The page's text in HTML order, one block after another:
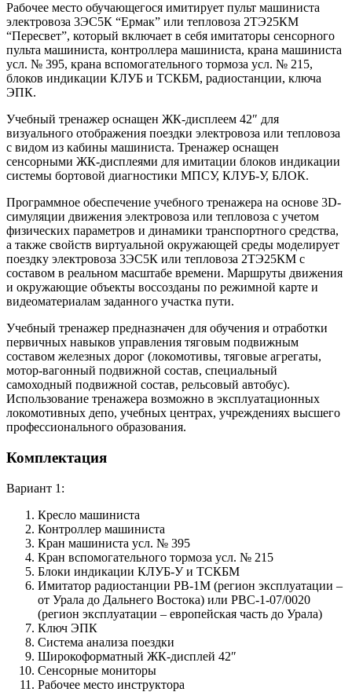
Рабочее место обучающегося имитирует пульт машиниста
электровоза 3ЭС5К “Ермак” или тепловоза 2ТЭ25КМ
“Пересвет”, который включает в себя имитаторы сенсорного
пульта машиниста, контроллера машиниста, крана машиниста
усл. № 395, крана вспомогательного тормоза усл. № 215,
блоков индикации КЛУБ и ТСКБМ, радиостанции, ключа
ЭПК.
Учебный тренажер оснащен ЖК-дисплеем 42″ для
визуального отображения поездки электровоза или тепловоза
с видом из кабины машиниста. Тренажер оснащен
сенсорными ЖК-дисплеями для имитации блоков индикации
системы бортовой диагностики МПСУ, КЛУБ-У, БЛОК.
Программное обеспечение учебного тренажера на основе 3D-
симуляции движения электровоза или тепловоза с учетом
физических параметров и динамики транспортного средства,
а также свойств виртуальной окружающей среды моделирует
поездку электровоза 3ЭС5К или тепловоза 2ТЭ25КМ с
составом в реальном масштабе времени. Маршруты движения
и окружающие объекты воссозданы по режимной карте и
видеоматериалам заданного участка пути.
Учебный тренажер предназначен для обучения и отработки
первичных навыков управления тяговым подвижным
составом железных дорог (локомотивы, тяговые агрегаты,
мотор-вагонный подвижной состав, специальный
самоходный подвижной состав, рельсовый автобус).
Использование тренажера возможно в эксплуатационных
локомотивных депо, учебных центрах, учреждениях высшего
профессионального образования.
Комплектация
Вариант 1:
Кресло машиниста
Контроллер машиниста
Кран машиниста усл. № 395
Кран вспомогательного тормоза усл. № 215
Блоки индикации КЛУБ-У и ТСКБМ
Имитатор радиостанции РВ-1М (регион эксплуатации –
от Урала до Дальнего Востока) или РВС-1-07/0020
(регион эксплуатации – европейская часть до Урала)
Ключ ЭПК
Система анализа поездки
Широкоформатный ЖК-дисплей 42″
Сенсорные мониторы
Рабочее место инструктора